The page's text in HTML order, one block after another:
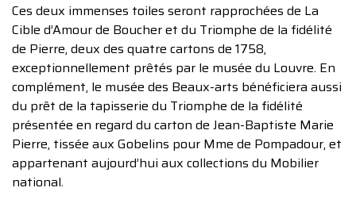
Ces deux immenses toiles seront rapprochées de La
Cible d’Amour de Boucher et du Triomphe de la fidélité
de Pierre, deux des quatre cartons de 1758,
exceptionnellement prêtés par le musée du Louvre. En
complément, le musée des Beaux-arts bénéficiera aussi
du prêt de la tapisserie du Triomphe de la fidélité
présentée en regard du carton de Jean-Baptiste Marie
Pierre, tissée aux Gobelins pour Mme de Pompadour, et
appartenant aujourd’hui aux collections du Mobilier
national.